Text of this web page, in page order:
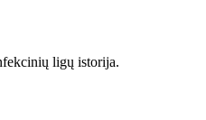
ligų istorija.